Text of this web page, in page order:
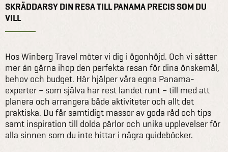
SKRÄDDARSY DIN RESA TILL PANAMA PRECIS SOM DU
VILL
Hos Winberg Travel möter vi dig i ögonhöjd. Och vi sätter
mer än gärna ihop den perfekta resan för dina önskemål,
behov och budget. Här hjälper våra egna Panama-
experter – som själva har rest landet runt – till med att
planera och arrangera både aktiviteter och allt det
praktiska. Du får samtidigt massor av goda råd och tips
samt inspiration till dolda pärlor och unika upplevelser för
alla sinnen som du inte hittar i några guideböcker.